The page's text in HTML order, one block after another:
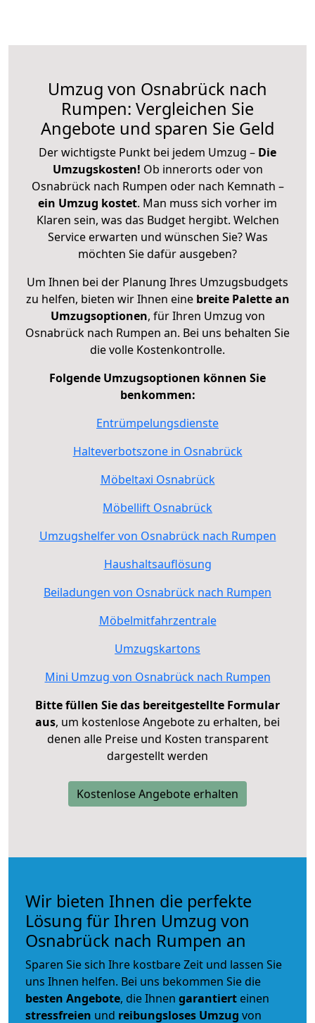
Umzug von Osnabrück nach
Rumpen: Vergleichen Sie
Angebote und sparen Sie Geld
Der wichtigste Punkt bei jedem Umzug – Die
Umzugskosten! Ob innerorts oder von
Osnabrück nach Rumpen oder nach Kemnath –
ein Umzug kostet. Man muss sich vorher im
Klaren sein, was das Budget hergibt. Welchen
Service erwarten und wünschen Sie? Was
möchten Sie dafür ausgeben?
Um Ihnen bei der Planung Ihres Umzugsbudgets
zu helfen, bieten wir Ihnen eine breite Palette an
Umzugsoptionen, für Ihren Umzug von
Osnabrück nach Rumpen an. Bei uns behalten Sie
die volle Kostenkontrolle.
Folgende Umzugsoptionen können Sie
benkommen:
Entrümpelungsdienste
Halteverbotszone in Osnabrück
Möbeltaxi Osnabrück
Möbellift Osnabrück
Umzugshelfer von Osnabrück nach Rumpen
Haushaltsauflösung
Beiladungen von Osnabrück nach Rumpen
Möbelmitfahrzentrale
Umzugskartons
Mini Umzug von Osnabrück nach Rumpen
Bitte füllen Sie das bereitgestellte Formular
aus, um kostenlose Angebote zu erhalten, bei
denen alle Preise und Kosten transparent
dargestellt werden
Kostenlose Angebote erhalten
Wir bieten Ihnen die perfekte
Lösung für Ihren Umzug von
Osnabrück nach Rumpen an
Sparen Sie sich Ihre kostbare Zeit und lassen Sie
uns Ihnen helfen. Bei uns bekommen Sie die
besten Angebote, die Ihnen garantiert einen
stressfreien und reibungsloses Umzug von